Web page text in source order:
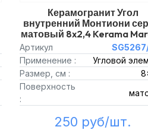
Керамогранит Угол
внутренний Монтиони
матовый 8x2,4 Kerama
Артикул
Применение :
Угловой
Размер, см :
Поверхность
:
250 руб/шт.